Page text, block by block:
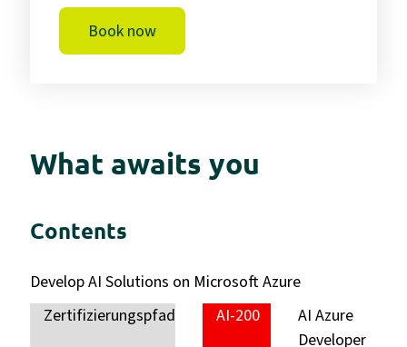
What awaits you
Contents
Develop AI Solutions on Microsoft Azure
Zertifizierungspfad
AI-200
AI Azure
Developer
Book now